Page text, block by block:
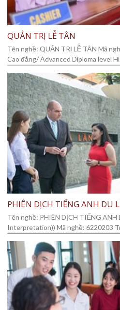
QUẢN TRỊ LỄ TÂN
Tên nghề: QUẢN TRỊ LỄ TÂN Mã
Cao đẳng/ Advanced Diploma level
PHIÊN DỊCH TIẾNG ANH DU
Tên nghề: PHIÊN DỊCH TIẾNG ANH
Interpretation)) Mã nghề: 6220203